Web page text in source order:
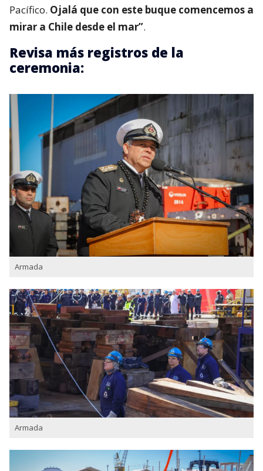
Pacífico. Ojalá que con este buque comencemos a
mirar a Chile desde el mar”.
Revisa más registros de la
ceremonia:
Armada
Armada